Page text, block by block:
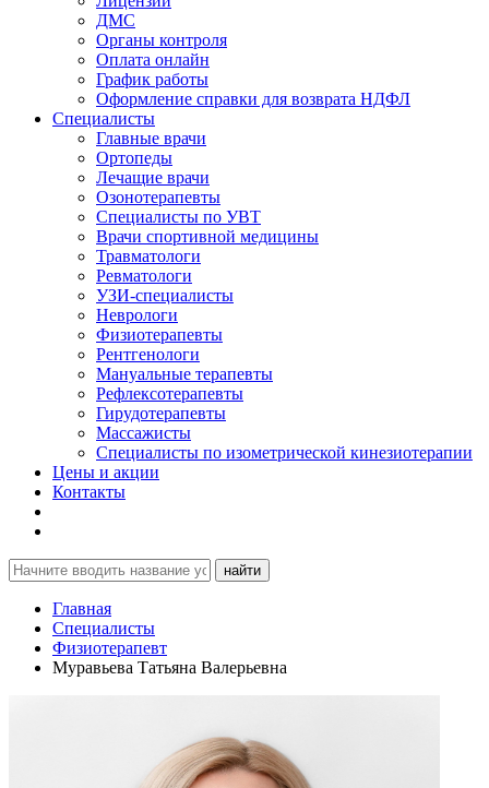
ДМС
Органы контроля
Оплата онлайн
График работы
Оформление справки для возврата НДФЛ
Специалисты
Главные врачи
Ортопеды
Лечащие врачи
Озонотерапевты
Специалисты по УВТ
Врачи спортивной медицины
Травматологи
Ревматологи
УЗИ-специалисты
Неврологи
Физиотерапевты
Рентгенологи
Мануальные терапевты
Рефлексотерапевты
Гирудотерапевты
Массажисты
Специалисты по изометрической кинезиотерапии
Цены и акции
Контакты
найти
Главная
Специалисты
Физиотерапевт
Муравьева Татьяна Валерьевна